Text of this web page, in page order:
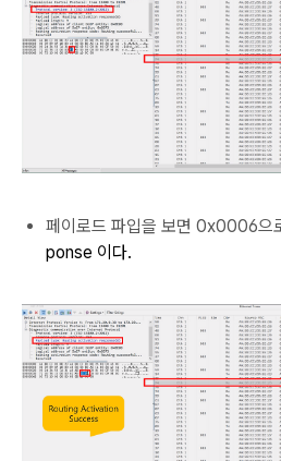
페이로드 파입을 보면 0x0006으
ponse 이다.